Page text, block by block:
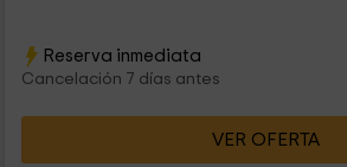
Reserva inmediata
Cancelación 7 días antes
VER OFERTA